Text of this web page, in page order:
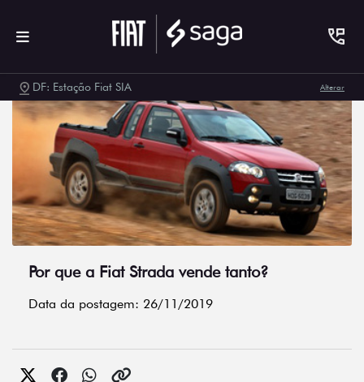
DF: Estação Fiat SIA Alterar
Por que a Fiat Strada vende tanto?
Data da postagem: 26/11/2019